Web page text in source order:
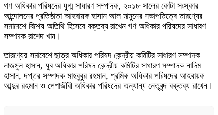
গণ অধিকার পরিষদের যুগ্ম সাধারণ সম্পাদক, ২০১৮ সালের কোটা সংস্কার
আন্দোলনের প্রতিষ্ঠাতা আহবায়ক হাসান আল মামুনের সভাপতিত্বে তারণ্যের
সমাবেশে বিশেষ অতিথি হিসেবে বক্তব্য রাখেন গণ অধিকার পরিষদের সাধারণ
সম্পাদক রাশেদ খান।
তারণ্যের সমাবেশে ছাত্র অধিকার পরিষদ কেন্দ্রীয় কমিটির সাধারণ সম্পাদক
নাজমুল হাসান, যুব অধিকার পরিষদ কেন্দ্রীয় কমিটির সাধারণ সম্পাদক নাদিম
হাসান, দপ্তর সম্পাদক মাহবুবুর রহমান, শ্রমিক অধিকার পরিষদের আহবায়ক
আব্দুর রহমান ও পেশাজীবী অধিকার পরিষদের অন্যান্য নেতৃবৃন্দ বক্তব্য রাখেন।